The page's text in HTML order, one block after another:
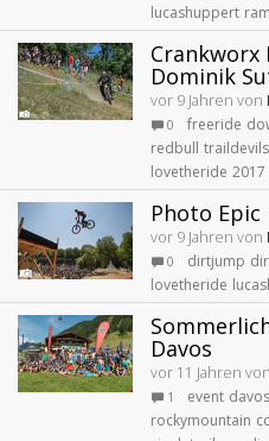
lucashuppert
Crankworx
Dominik
vor 9 Jahren von
0 freeride
redbull traildevils
lovetheride 2017
Photo
vor 9 Jahren von
0 dirtjump
lovetheride
Davos
vor 11 Jahren von
1 event davos
rockymountain